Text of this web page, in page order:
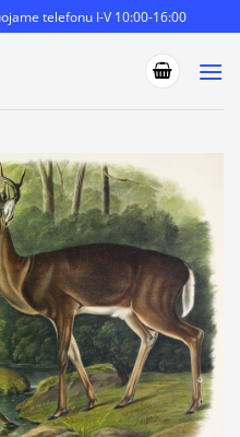
telefonu I-V 10:00-16:00